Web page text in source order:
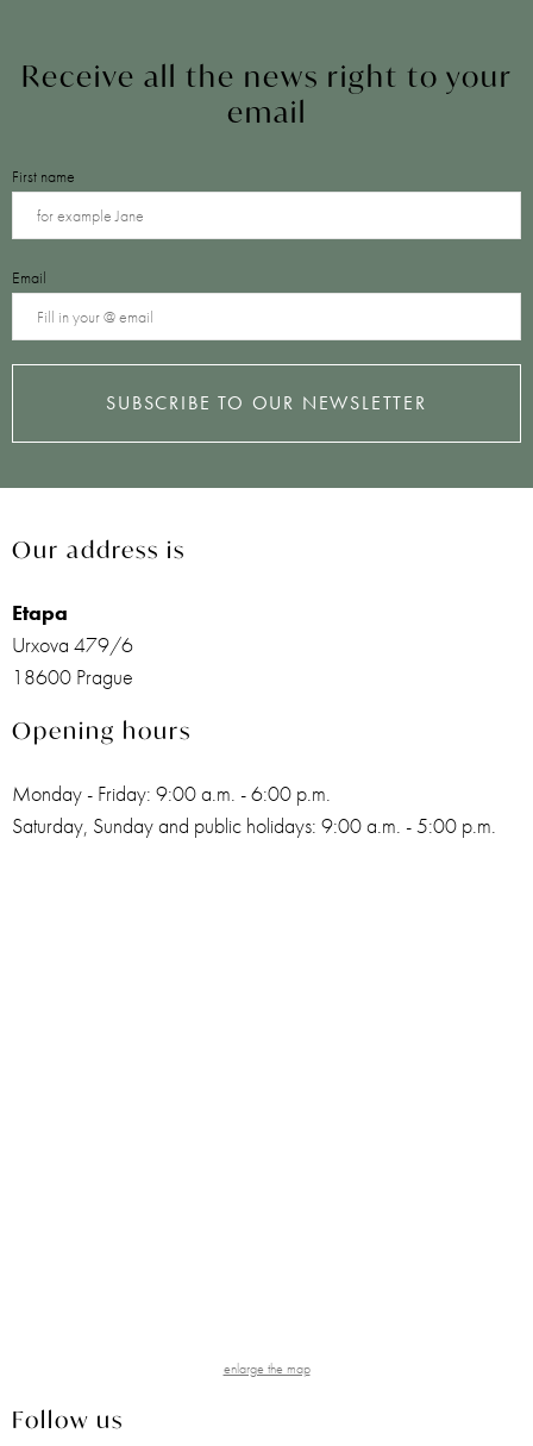
Receive all the news right to your
email
First name
Email
SUBSCRIBE TO OUR NEWSLETTER
Our address is
Etapa
Urxova 479/6
18600 Prague
Opening hours
Monday - Friday: 9:00 a.m. - 6:00 p.m.
Saturday, Sunday and public holidays: 9:00 a.m. - 5:00 p.m.
enlarge the map
Follow us